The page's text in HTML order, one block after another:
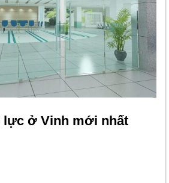
lực ở Vinh mới nhất